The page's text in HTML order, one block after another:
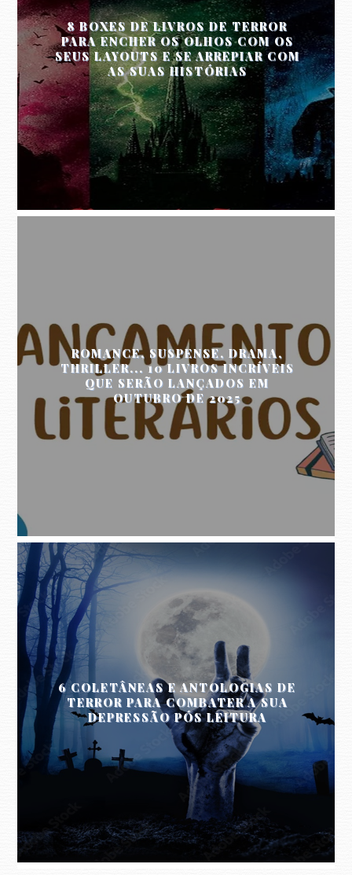
8 BOXES DE LIVROS DE TERROR
PARA ENCHER OS OLHOS COM OS
SEUS LAYOUTS E SE ARREPIAR COM
AS SUAS HISTÓRIAS
ROMANCE, SUSPENSE, DRAMA,
THRILLER... 10 LIVROS INCRÍVEIS
QUE SERÃO LANÇADOS EM
OUTUBRO DE 2025
6 COLETÂNEAS E ANTOLOGIAS DE
TERROR PARA COMBATER A SUA
DEPRESSÃO PÓS LEITURA